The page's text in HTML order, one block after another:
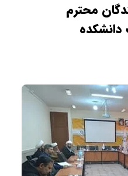
محترم
دانشکده